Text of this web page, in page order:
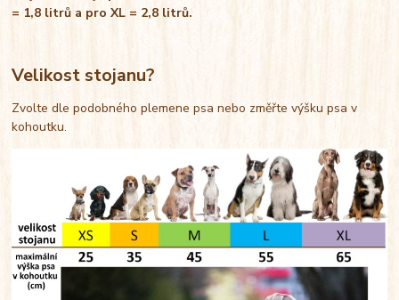
= 1,8 litrů a pro XL = 2,8 litrů.
Velikost stojanu?
Zvolte dle podobného plemene psa nebo změřte výšku psa v
kohoutku.